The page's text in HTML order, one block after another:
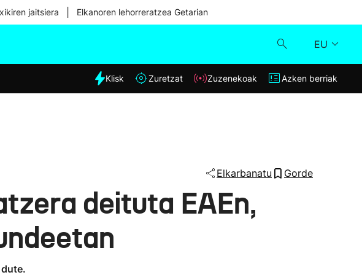
jaitsiera Elkanoren lehorreratzea Getarian
EU
Eguraldia
Klisk
Klisk Zuretzat Zuzenekoak Azken berriak
Elkarbanatu Gorde
deituta EAEn,